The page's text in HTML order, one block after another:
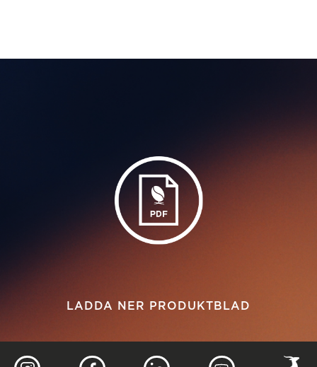
LADDA NER PRODUKTBLAD